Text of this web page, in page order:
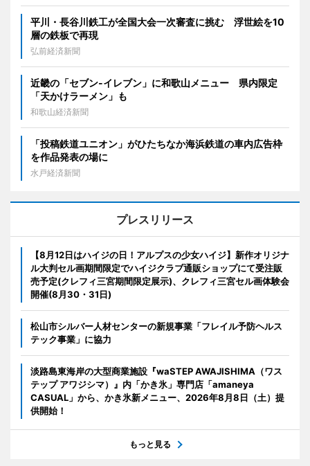
平川・長谷川鉄工が全国大会一次審査に挑む 浮世絵を10
層の鉄板で再現
弘前経済新聞
近畿の「セブン-イレブン」に和歌山メニュー 県内限定
「天かけラーメン」も
和歌山経済新聞
「投稿鉄道ユニオン」がひたちなか海浜鉄道の車内広告枠
を作品発表の場に
水戸経済新聞
プレスリリース
【8月12日はハイジの日！アルプスの少女ハイジ】新作オリジナ
ル大判セル画期間限定でハイジクラブ通販ショップにて受注販
売予定(クレフィ三宮期間限定展示)、クレフィ三宮セル画体験会
開催(8月30・31日)
松山市シルバー人材センターの新規事業「フレイル予防ヘルス
テック事業」に協力
淡路島東海岸の大型商業施設『waSTEP AWAJISHIMA（ワス
テップ アワジシマ）』内「かき氷」専門店「amaneya
CASUAL」から、かき氷新メニュー、2026年8月8日（土）提
供開始！
もっと見る